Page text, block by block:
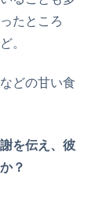
たところ
。
どの甘い食
を伝え、彼
？